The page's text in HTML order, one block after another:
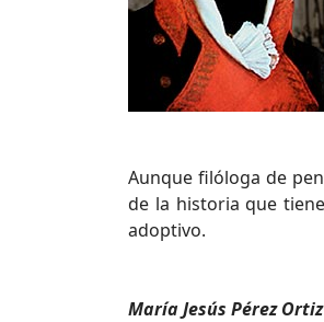
Aunque filóloga de
de la historia que
adoptivo.
María Jesús Pérez Ortiz